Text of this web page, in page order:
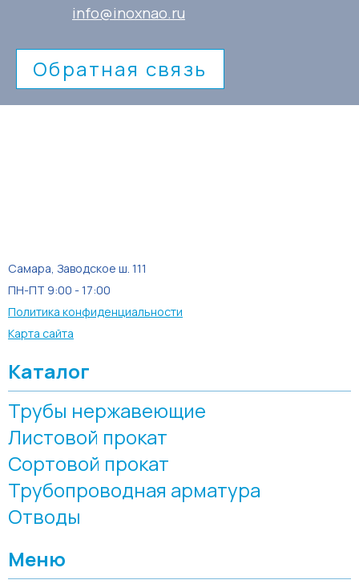
info@inoxnao.ru
Обратная связь
Самара, Заводское ш. 111
ПН-ПТ 9:00 - 17:00
Политика конфиденциальности
Карта сайта
Каталог
Трубы нержавеющие
Листовой прокат
Сортовой прокат
Трубопроводная арматура
Отводы
Меню